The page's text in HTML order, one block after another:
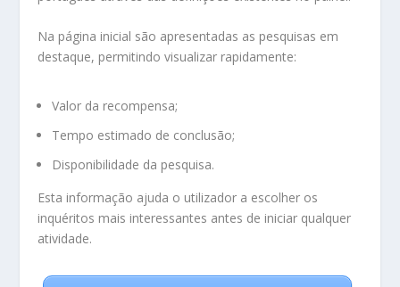
Na página inicial são apresentadas as pesquisas em
destaque, permitindo visualizar rapidamente:
Valor da recompensa;
Tempo estimado de conclusão;
Disponibilidade da pesquisa.
Esta informação ajuda o utilizador a escolher os
inquéritos mais interessantes antes de iniciar qualquer
atividade.